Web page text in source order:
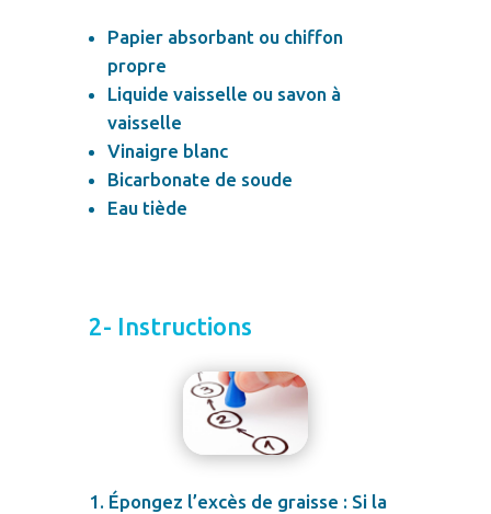
Papier absorbant ou chiffon
propre
Liquide vaisselle ou savon à
vaisselle
Vinaigre blanc
Bicarbonate de soude
Eau tiède
2- Instructions
Épongez l’excès de graisse : Si la